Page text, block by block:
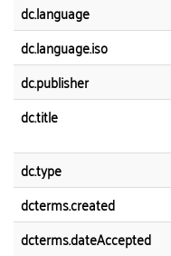
dc.language
dc.language.iso
dc.publisher
dc.title
dc.type
dcterms.created
dcterms.dateAccepted